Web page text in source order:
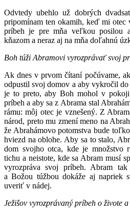
Odvtedy ubehlo už dobrých
pripomínam ten okamih, keď mi otec
príbeh je pre mňa veľkou posilou
kňazom a neraz aj na mňa doľahnú
Boh túži Abramovi vyrozprávať svoj
Ak dnes v prvom čítaní počúvame,
odpustil svoj domov a aby vykročil
je to preto, aby Boh mohol v
príbeh a aby sa z Abrama stal
rámu: môj otec je vznešený. Z
národ, preto mu zmení meno na
že Abrahámovo potomstva bude
hviezd na oblohe. Aby sa to stalo,
dom svojho otca, kde je množstvo
tichu a neistote, kde sa Abram musí
vyrozpráva svoj príbeh. Abram
a Božou túžbou dokáže aj napriek
uveriť v nádej.
Ježišov vyrozprávaný príbeh o živote